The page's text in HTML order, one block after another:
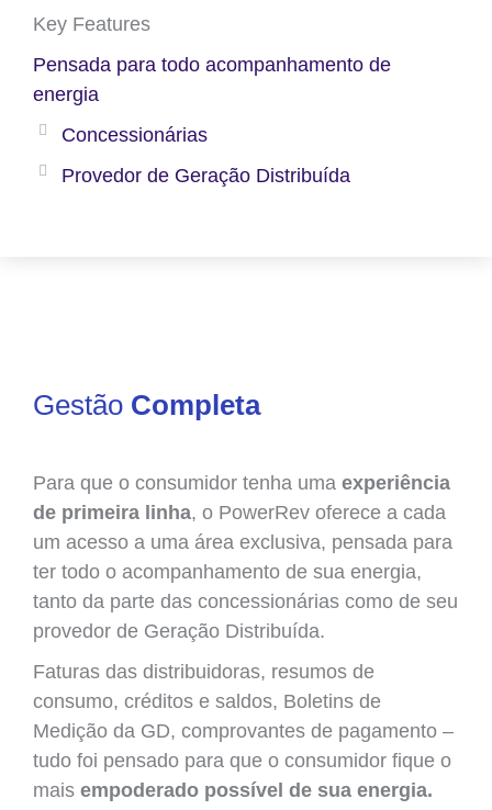
Key Features
Pensada para todo acompanhamento de
energia
Concessionárias
Provedor de Geração Distribuída
Gestão Completa
Para que o consumidor tenha uma experiência
de primeira linha, o PowerRev oferece a cada
um acesso a uma área exclusiva, pensada para
ter todo o acompanhamento de sua energia,
tanto da parte das concessionárias como de seu
provedor de Geração Distribuída.
Faturas das distribuidoras, resumos de
consumo, créditos e saldos, Boletins de
Medição da GD, comprovantes de pagamento –
tudo foi pensado para que o consumidor fique o
mais empoderado possível de sua energia.